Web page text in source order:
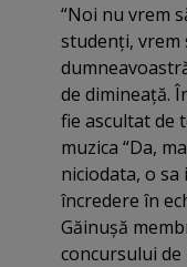
“Noi nu vrem
studenţi, vrem
de dimineaţă.
fie ascultat de
muzica “Da,
niciodata, o
încredere în
Găinuşă
concursului de